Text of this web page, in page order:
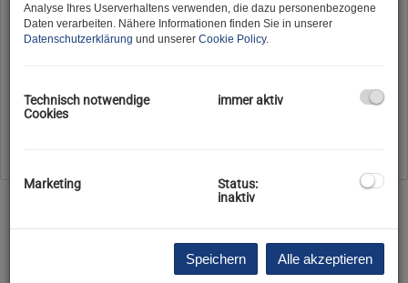
Analyse Ihres Userverhaltens verwenden, die dazu personenbezogene
Daten verarbeiten. Nähere Informationen finden Sie in unserer
Datenschutzerklärung und unserer Cookie Policy.
Technisch notwendige
Cookies
immer aktiv
Marketing
Status:
inaktiv
Speichern Alle akzeptieren